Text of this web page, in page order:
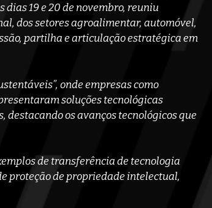
19 e 20 de novembro, reuniu
dos setores agroalimentar, automóvel,
partilha e articulação estratégica em
onde empresas como
soluções tecnológicas
os avanços tecnológicos que
de transferência de tecnologia
proteção de propriedade intelectual,